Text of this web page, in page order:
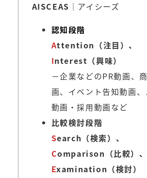
AISCEAS ｜アイシーズ
認知段階
Attention（注目）、
Interest（興味）
－企業などのPR動画、
画、イベント告知動画、
動画・採用動画など
比較検討段階
Search（検索）、
Comparison（比較）、
Examination（検討）